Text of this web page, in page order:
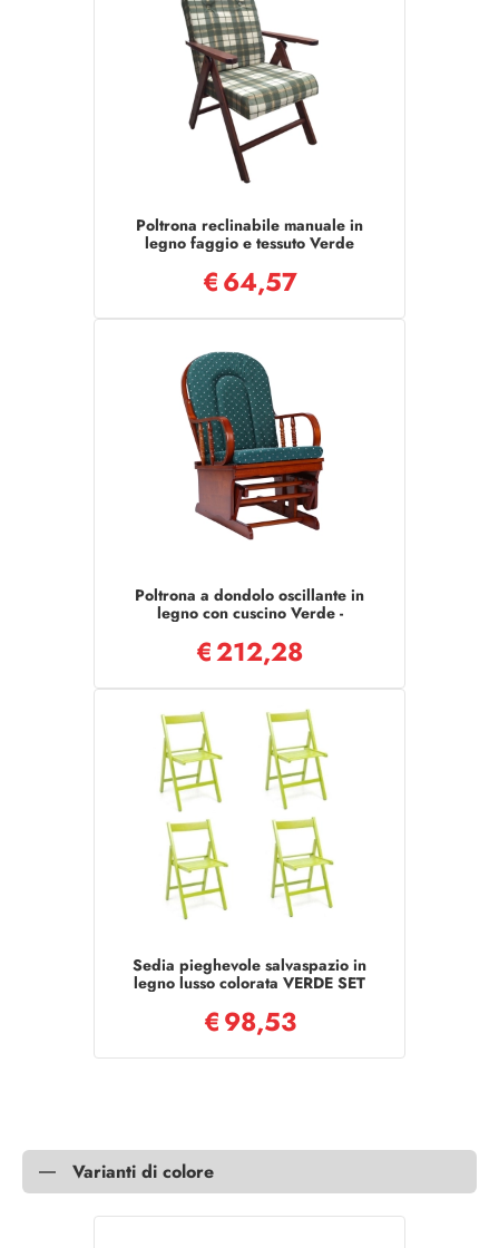
Poltrona reclinabile manuale in
legno faggio e tessuto Verde
€64,57
Poltrona a dondolo oscillante in
legno con cuscino Verde -
€212,28
Sedia pieghevole salvaspazio in
legno lusso colorata VERDE SET
€98,53
Varianti di colore